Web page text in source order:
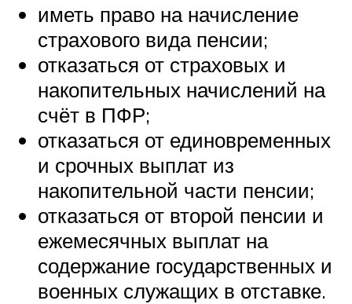
иметь право на начисление
страхового вида пенсии;
отказаться от страховых и
накопительных начислений на
счёт в ПФР;
отказаться от единовременных
и срочных выплат из
накопительной части пенсии;
отказаться от второй пенсии и
ежемесячных выплат на
содержание государственных и
военных служащих в отставке.